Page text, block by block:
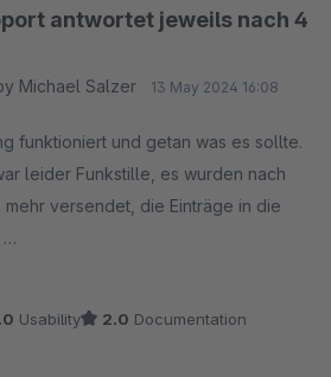
antwortet jeweils nach 4
Michael Salzer 13 May 2024 16:08
funktioniert und getan was es sollte.
leider Funkstille, es wurden nach
versendet, die Einträge in die
mit jeder Antwort das Maximum an
100 Mails per Hand an die Kunden
die Störung nun seit einem Monat
Usability 2.0 Documentation